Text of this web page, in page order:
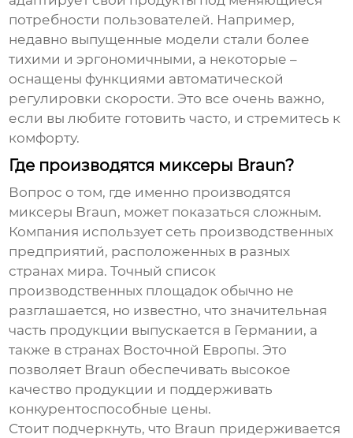
потребности пользователей. Например,
недавно выпущенные модели стали более
тихими и эргономичными, а некоторые –
оснащены функциями автоматической
регулировки скорости. Это все очень важно,
если вы любите готовить часто, и стремитесь к
комфорту.
Где производятся миксеры Braun?
Вопрос о том, где именно производятся
миксеры Braun, может показаться сложным.
Компания использует сеть производственных
предприятий, расположенных в разных
странах мира. Точный список
производственных площадок обычно не
разглашается, но известно, что значительная
часть продукции выпускается в Германии, а
также в странах Восточной Европы. Это
позволяет Braun обеспечивать высокое
качество продукции и поддерживать
конкурентоспособные цены.
Стоит подчеркнуть, что Braun придерживается